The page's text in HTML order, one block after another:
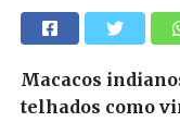
Macacos
telhados como